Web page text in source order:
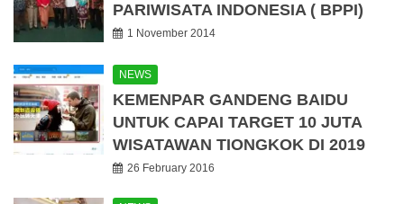
PARIWISATA INDONESIA ( BPPI)
1 November 2014
NEWS
KEMENPAR GANDENG BAIDU
UNTUK CAPAI TARGET 10 JUTA
WISATAWAN TIONGKOK DI 2019
26 February 2016